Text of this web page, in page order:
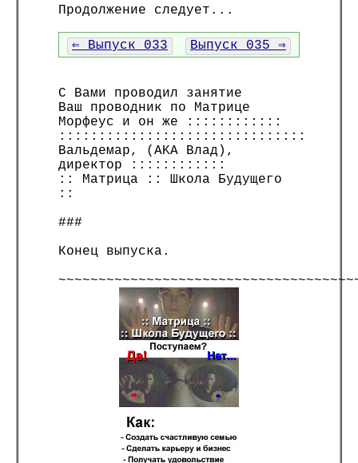
Продолжение следует...
⇐ Выпуск 033 Выпуск 035 ⇒
С Вами проводил занятие
Ваш проводник по Матрице
Морфеус и он же ::::::::::::
:::::::::::::::::::::::::::::::
Вальдемар, (AKA Влад),
директор ::::::::::::
:: Матрица :: Школа Будущего
::
###
Конец выпуска.